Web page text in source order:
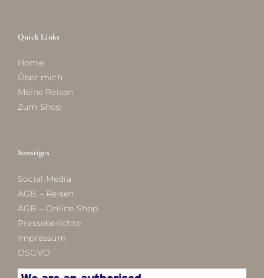
Quick Links
Home
Über mich
Meine Reisen
Zum Shop
Sonstiges
Social Media
AGB – Reisen
AGB – Online Shop
Presseberichte
Impressum
DSGVO